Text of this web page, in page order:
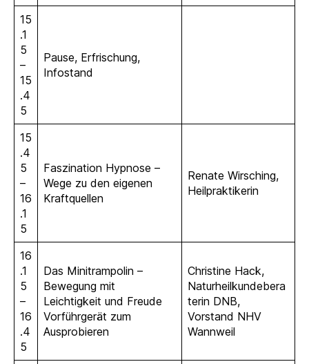
15
.1
5
–
15
.4
5
Pause, Erfrischung,
Infostand
15
.4
5
–
16
.1
5
Faszination Hypnose –
Wege zu den eigenen
Kraftquellen
Renate Wirsching,
Heilpraktikerin
16
.1
5
–
16
.4
5
Das Minitrampolin –
Bewegung mit
Leichtigkeit und Freude
Vorführgerät zum
Ausprobieren
Christine Hack,
Naturheilkundebera
terin DNB,
Vorstand NHV
Wannweil